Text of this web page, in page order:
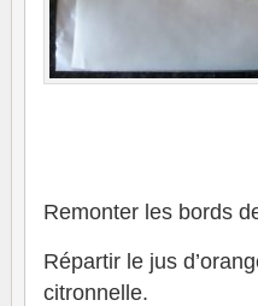
Remonter les bords
Répartir le jus
citronnelle.